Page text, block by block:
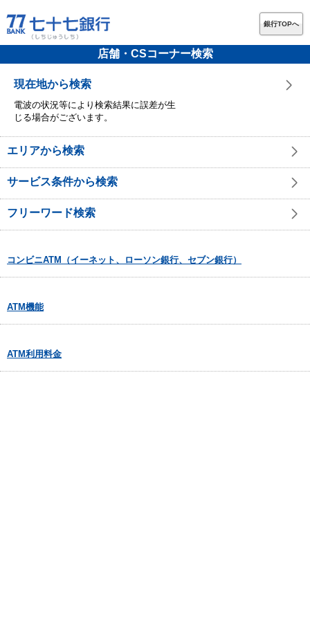
銀行TOPへ
店舗・CSコーナー検索
現在地から検索
電波の状況等により検索結果に誤差が生
じる場合がございます。
エリアから検索
サービス条件から検索
フリーワード検索
コンビニATM（イーネット、ローソン銀行、セブン銀行）
ATM機能
ATM利用料金